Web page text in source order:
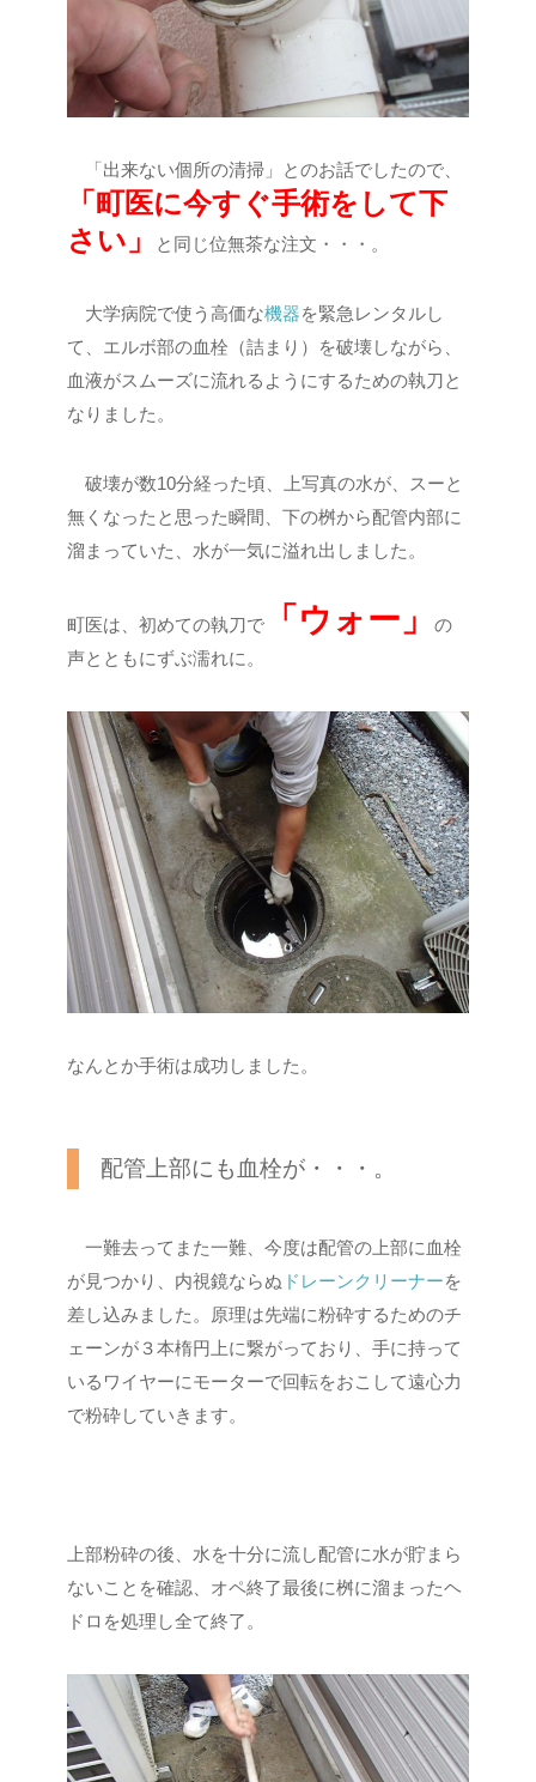
「出来ない個所の清掃」とのお話でしたので、
「町医に今すぐ手術をして下
さい」
と同じ位無茶な注文・・・。
大学病院で使う高価な機器を緊急レンタルし
て、エルボ部の血栓（詰まり）を破壊しながら、
血液がスムーズに流れるようにするための執刀と
なりました。
破壊が数10分経った頃、上写真の水が、スーと
無くなったと思った瞬間、下の桝から配管内部に
溜まっていた、水が一気に溢れ出しました。
町医は、初めての執刀で 「ウォー」
の
声とともにずぶ濡れに。
なんとか手術は成功しました。
配管上部にも血栓が・・・。
一難去ってまた一難、今度は配管の上部に血栓
が見つかり、内視鏡ならぬ ドレーンクリーナーを
差し込みました。原理は先端に粉砕するためのチ
ェーンが３本楕円上に繋がっており、手に持って
いるワイヤーにモーターで回転をおこして遠心力
で粉砕していきます。
上部粉砕の後、水を十分に流し配管に水が貯まら
ないことを確認、オペ終了最後に桝に溜まったヘ
ドロを処理し全て終了。